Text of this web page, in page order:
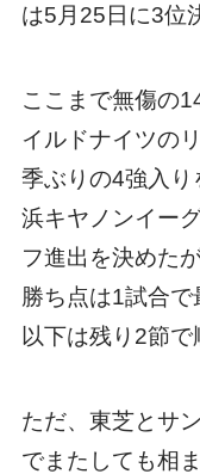
は5月25日に3位
ここまで無傷の
イルドナイツの
季ぶりの4強入
浜キヤノンイー
フ進出を決めた
勝ち点は1試合
以下は残り2節で
ただ、東芝とサ
でまたしても相